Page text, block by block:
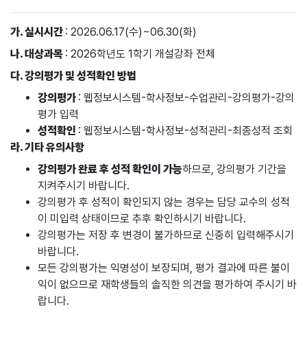
가. 실시시간 : 2026.06.17(수)~06.30(화)
나. 대상과목 : 2026학년도 1학기 개설강좌 전체
다. 강의평가 및 성적확인 방법
강의평가 : 웹정보시스템-학사정보-수업관리-강의평가-강의
평가 입력
성적확인 : 웹정보시스템-학사정보-성적관리-최종성적 조회
라. 기타 유의사항
강의평가 완료 후 성적 확인이 가능하므로, 강의평가 기간을
지켜주시기 바랍니다.
강의평가 후 성적이 확인되지 않는 경우는 담당 교수의 성적
이 미입력 상태이므로 추후 확인하시기 바랍니다.
강의평가는 저장 후 변경이 불가하므로 신중히 입력해주시기
바랍니다.
모든 강의평가는 익명성이 보장되며, 평가 결과에 따른 불이
익이 없으므로 재학생들의 솔직한 의견을 평가하여 주시기 바
랍니다.